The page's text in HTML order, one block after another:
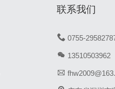
联系我们
 0755-
 13510503962
